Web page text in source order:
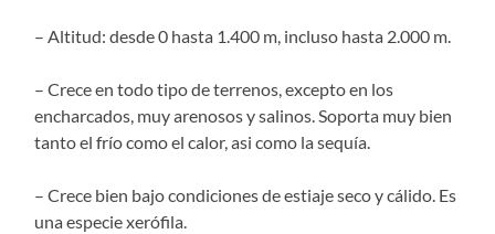
– Altitud: desde 0 hasta 1.400 m, incluso hasta 2.000 m.
– Crece en todo tipo de terrenos, excepto en los
encharcados, muy arenosos y salinos. Soporta muy bien
tanto el frío como el calor, asi como la sequía.
– Crece bien bajo condiciones de estiaje seco y cálido. Es
una especie xerófila.